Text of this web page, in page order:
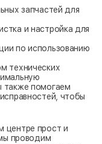
запчастей для
и настройка для
по использованию
технических
также помогаем
чтобы
центре прост и
проводим